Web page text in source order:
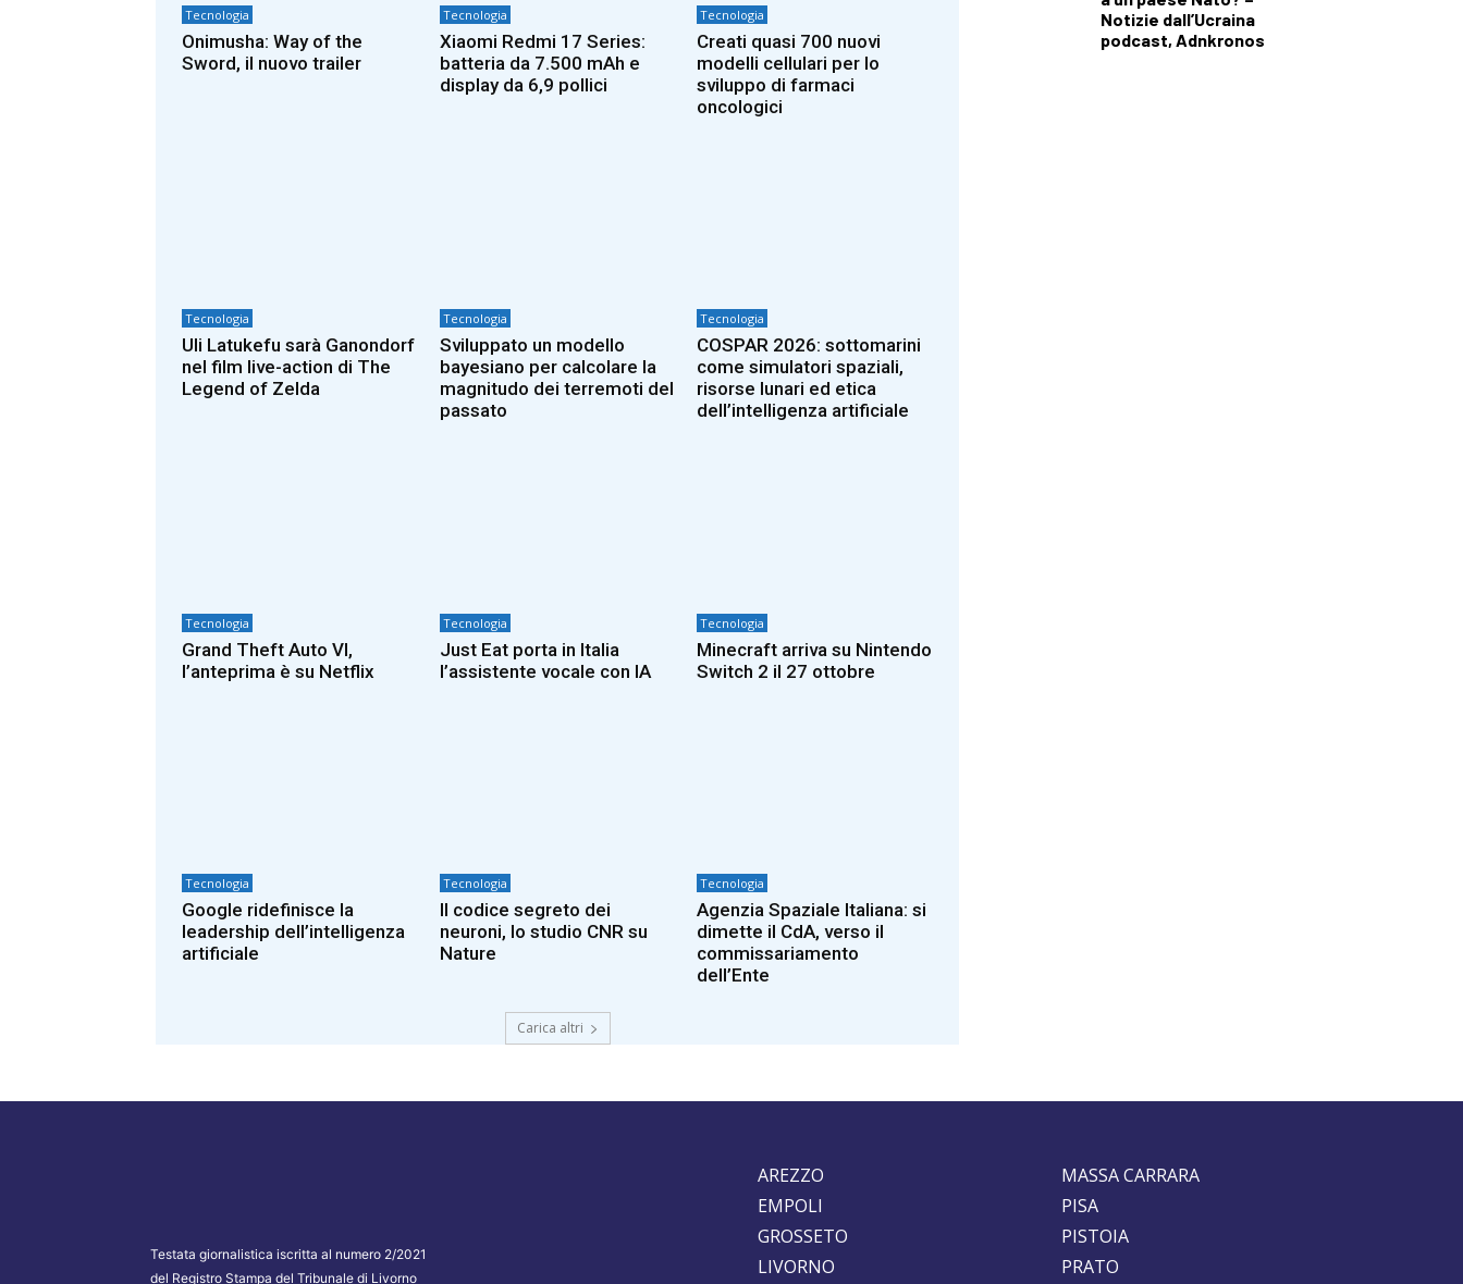
Tecnologia
Onimusha: Way of the
Sword, il nuovo trailer
Tecnologia
Xiaomi Redmi 17 Series:
batteria da 7.500 mAh e
display da 6,9 pollici
Tecnologia
Creati quasi 700 nuovi
modelli cellulari per lo
sviluppo di farmaci
oncologici
Tecnologia
Uli Latukefu sarà Ganondorf
nel film live-action di The
Legend of Zelda
Tecnologia
Sviluppato un modello
bayesiano per calcolare la
magnitudo dei terremoti del
passato
Tecnologia
COSPAR 2026: sottomarini
come simulatori spaziali,
risorse lunari ed etica
dell’intelligenza artificiale
Tecnologia
Grand Theft Auto VI,
l’anteprima è su Netflix
Tecnologia
Just Eat porta in Italia
l’assistente vocale con IA
Tecnologia
Minecraft arriva su Nintendo
Switch 2 il 27 ottobre
Tecnologia
Google ridefinisce la
leadership dell’intelligenza
artificiale
Tecnologia
Il codice segreto dei
neuroni, lo studio CNR su
Nature
Tecnologia
Agenzia Spaziale Italiana: si
dimette il CdA, verso il
commissariamento
dell’Ente
Carica altri
Notizie dall’Ucraina
podcast, Adnkronos
Testata giornalistica iscritta al numero 2/2021
del Registro Stampa del Tribunale di Livorno
AREZZO
EMPOLI
GROSSETO
LIVORNO
MASSA CARRARA
PISA
PISTOIA
PRATO